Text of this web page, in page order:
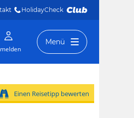
HolidayCheck
Menü
Einen Reisetipp bewerten